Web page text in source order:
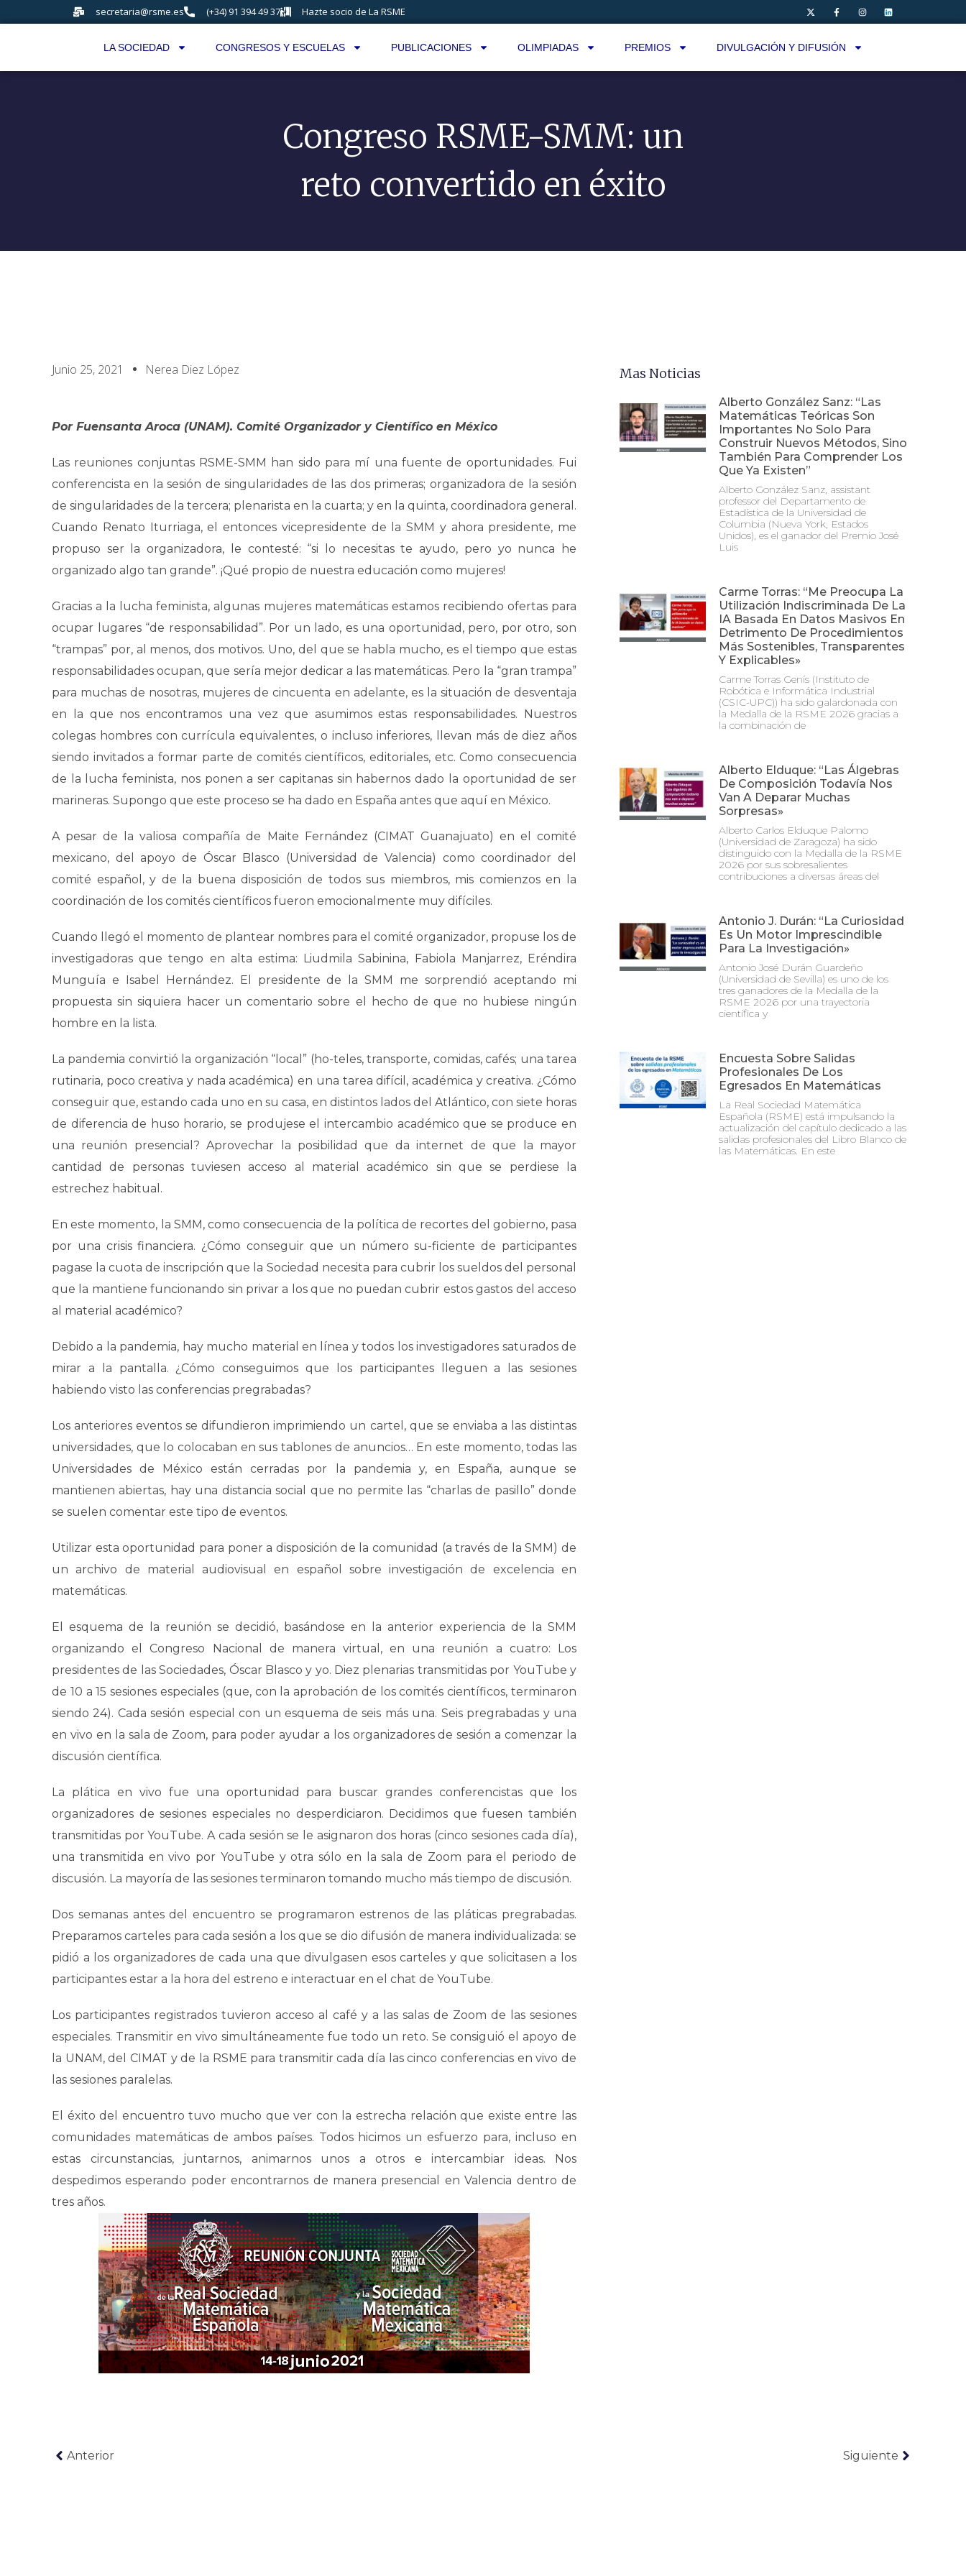
secretaria@rsme.es (+34) 91 394 49 37 Hazte socio de La RSME
LA SOCIEDAD CONGRESOS Y ESCUELAS PUBLICACIONES OLIMPIADAS PREMIOS DIVULGACIÓN Y DIFUSIÓN
Congreso RSME-SMM: un
reto convertido en éxito
Junio 25, 2021 Nerea Diez López
Por Fuensanta Aroca (UNAM). Comité Organizador y Científico en México
Las reuniones conjuntas RSME-SMM han sido para mí una fuente de oportunidades. Fui
conferencista en la sesión de singularidades de las dos primeras; organizadora de la sesión
de singularidades de la tercera; plenarista en la cuarta; y en la quinta, coordinadora general.
Cuando Renato Iturriaga, el entonces vicepresidente de la SMM y ahora presidente, me
propuso ser la organizadora, le contesté: “si lo necesitas te ayudo, pero yo nunca he
organizado algo tan grande”. ¡Qué propio de nuestra educación como mujeres!
Gracias a la lucha feminista, algunas mujeres matemáticas estamos recibiendo ofertas para
ocupar lugares “de responsabilidad”. Por un lado, es una oportunidad, pero, por otro, son
“trampas” por, al menos, dos motivos. Uno, del que se habla mucho, es el tiempo que estas
responsabilidades ocupan, que sería mejor dedicar a las matemáticas. Pero la “gran trampa”
para muchas de nosotras, mujeres de cincuenta en adelante, es la situación de desventaja
en la que nos encontramos una vez que asumimos estas responsabilidades. Nuestros
colegas hombres con currícula equivalentes, o incluso inferiores, llevan más de diez años
siendo invitados a formar parte de comités científicos, editoriales, etc. Como consecuencia
de la lucha feminista, nos ponen a ser capitanas sin habernos dado la oportunidad de ser
marineras. Supongo que este proceso se ha dado en España antes que aquí en México.
A pesar de la valiosa compañía de Maite Fernández (CIMAT Guanajuato) en el comité
mexicano, del apoyo de Óscar Blasco (Universidad de Valencia) como coordinador del
comité español, y de la buena disposición de todos sus miembros, mis comienzos en la
coordinación de los comités científicos fueron emocionalmente muy difíciles.
Cuando llegó el momento de plantear nombres para el comité organizador, propuse los de
investigadoras que tengo en alta estima: Liudmila Sabinina, Fabiola Manjarrez, Eréndira
Munguía e Isabel Hernández. El presidente de la SMM me sorprendió aceptando mi
propuesta sin siquiera hacer un comentario sobre el hecho de que no hubiese ningún
hombre en la lista.
La pandemia convirtió la organización “local” (ho-teles, transporte, comidas, cafés; una tarea
rutinaria, poco creativa y nada académica) en una tarea difícil, académica y creativa. ¿Cómo
conseguir que, estando cada uno en su casa, en distintos lados del Atlántico, con siete horas
de diferencia de huso horario, se produjese el intercambio académico que se produce en
una reunión presencial? Aprovechar la posibilidad que da internet de que la mayor
cantidad de personas tuviesen acceso al material académico sin que se perdiese la
estrechez habitual.
En este momento, la SMM, como consecuencia de la política de recortes del gobierno, pasa
por una crisis financiera. ¿Cómo conseguir que un número su-ficiente de participantes
pagase la cuota de inscripción que la Sociedad necesita para cubrir los sueldos del personal
que la mantiene funcionando sin privar a los que no puedan cubrir estos gastos del acceso
al material académico?
Debido a la pandemia, hay mucho material en línea y todos los investigadores saturados de
mirar a la pantalla. ¿Cómo conseguimos que los participantes lleguen a las sesiones
habiendo visto las conferencias pregrabadas?
Los anteriores eventos se difundieron imprimiendo un cartel, que se enviaba a las distintas
universidades, que lo colocaban en sus tablones de anuncios… En este momento, todas las
Universidades de México están cerradas por la pandemia y, en España, aunque se
mantienen abiertas, hay una distancia social que no permite las “charlas de pasillo” donde
se suelen comentar este tipo de eventos.
Utilizar esta oportunidad para poner a disposición de la comunidad (a través de la SMM) de
un archivo de material audiovisual en español sobre investigación de excelencia en
matemáticas.
El esquema de la reunión se decidió, basándose en la anterior experiencia de la SMM
organizando el Congreso Nacional de manera virtual, en una reunión a cuatro: Los
presidentes de las Sociedades, Óscar Blasco y yo. Diez plenarias transmitidas por YouTube y
de 10 a 15 sesiones especiales (que, con la aprobación de los comités científicos, terminaron
siendo 24). Cada sesión especial con un esquema de seis más una. Seis pregrabadas y una
en vivo en la sala de Zoom, para poder ayudar a los organizadores de sesión a comenzar la
discusión científica.
La plática en vivo fue una oportunidad para buscar grandes conferencistas que los
organizadores de sesiones especiales no desperdiciaron. Decidimos que fuesen también
transmitidas por YouTube. A cada sesión se le asignaron dos horas (cinco sesiones cada día),
una transmitida en vivo por YouTube y otra sólo en la sala de Zoom para el periodo de
discusión. La mayoría de las sesiones terminaron tomando mucho más tiempo de discusión.
Dos semanas antes del encuentro se programaron estrenos de las pláticas pregrabadas.
Preparamos carteles para cada sesión a los que se dio difusión de manera individualizada: se
pidió a los organizadores de cada una que divulgasen esos carteles y que solicitasen a los
participantes estar a la hora del estreno e interactuar en el chat de YouTube.
Los participantes registrados tuvieron acceso al café y a las salas de Zoom de las sesiones
especiales. Transmitir en vivo simultáneamente fue todo un reto. Se consiguió el apoyo de
la UNAM, del CIMAT y de la RSME para transmitir cada día las cinco conferencias en vivo de
las sesiones paralelas.
El éxito del encuentro tuvo mucho que ver con la estrecha relación que existe entre las
comunidades matemáticas de ambos países. Todos hicimos un esfuerzo para, incluso en
estas circunstancias, juntarnos, animarnos unos a otros e intercambiar ideas. Nos
despedimos esperando poder encontrarnos de manera presencial en Valencia dentro de
tres años.
Mas Noticias
Alberto González Sanz: “Las
Matemáticas Teóricas Son
Importantes No Solo Para
Construir Nuevos Métodos, Sino
También Para Comprender Los
Que Ya Existen”
Alberto González Sanz, assistant
professor del Departamento de
Estadística de la Universidad de
Columbia (Nueva York, Estados
Unidos), es el ganador del Premio José
Luis
Carme Torras: “Me Preocupa La
Utilización Indiscriminada De La
IA Basada En Datos Masivos En
Detrimento De Procedimientos
Más Sostenibles, Transparentes
Y Explicables»
Carme Torras Genís (Instituto de
Robótica e Informática Industrial
(CSIC-UPC)) ha sido galardonada con
la Medalla de la RSME 2026 gracias a
la combinación de
Alberto Elduque: “Las Álgebras
De Composición Todavía Nos
Van A Deparar Muchas
Sorpresas»
Alberto Carlos Elduque Palomo
(Universidad de Zaragoza) ha sido
distinguido con la Medalla de la RSME
2026 por sus sobresalientes
contribuciones a diversas áreas del
Antonio J. Durán: “La Curiosidad
Es Un Motor Imprescindible
Para La Investigación»
Antonio José Durán Guardeño
(Universidad de Sevilla) es uno de los
tres ganadores de la Medalla de la
RSME 2026 por una trayectoria
científica y
Encuesta Sobre Salidas
Profesionales De Los
Egresados En Matemáticas
La Real Sociedad Matemática
Española (RSME) está impulsando la
actualización del capítulo dedicado a las
salidas profesionales del Libro Blanco de
las Matemáticas. En este
Anterior Siguiente